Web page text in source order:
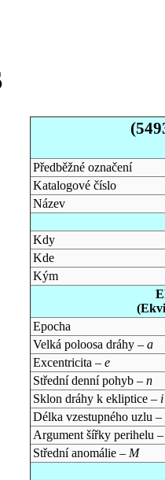
Předběžné označení
Katalogové číslo
Název
Kdy
Kde
Kým
Epocha
Velká poloosa dráhy – a
Excentricita – e
Střední denní pohyb – n
Sklon dráhy k ekliptice – i
Délka vzestupného uzlu –
Argument šířky perihelu
Střední anomálie – M